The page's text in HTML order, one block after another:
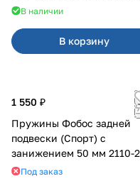
Datsun
В наличии
В корзину
1 550 ₽
Пружины Фобос задней
подвески (Спорт) с
занижением 50
Под заказ